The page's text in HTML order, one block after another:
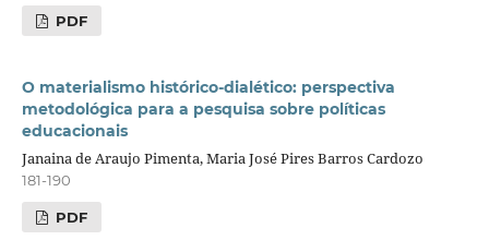
PDF
O materialismo histórico-dialético: perspectiva
metodológica para a pesquisa sobre políticas
educacionais
Janaina de Araujo Pimenta, Maria José Pires Barros Cardozo
181-190
PDF